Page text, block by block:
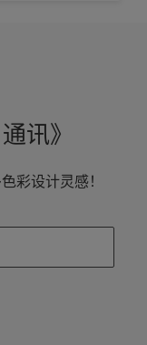
讯》
彩设计灵感！